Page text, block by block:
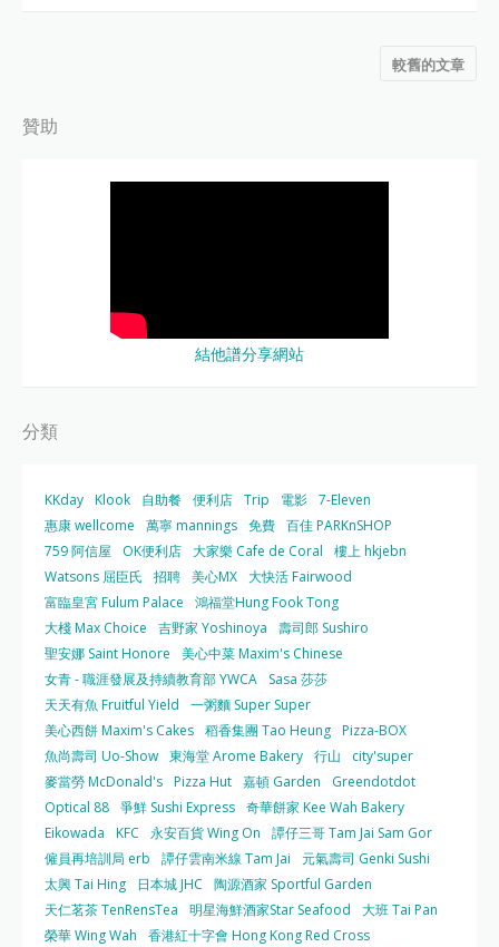
較舊的文章
贊助
結他譜分享網站
分類
KKday Klook 自助餐 便利店 Trip 電影 7-Eleven
惠康 wellcome
萬寧 mannings 免費 百佳 PARKnSHOP
759 阿信屋
OK便利店 大家樂 Cafe de Coral
樓上 hkjebn
Watsons 屈臣氏
招聘 美心MX 大快活 Fairwood
富臨皇宮 Fulum Palace
鴻福堂Hung Fook Tong
大棧 Max Choice
吉野家 Yoshinoya
壽司郎 Sushiro
聖安娜 Saint Honore
美心中菜 Maxim's Chinese
女青 - 職涯發展及持續教育部 YWCA
Sasa 莎莎
天天有魚 Fruitful Yield
一粥麵 Super Super
美心西餅 Maxim's Cakes 稻香集團 Tao Heung Pizza-BOX
魚尚壽司 Uo-Show 東海堂 Arome Bakery 行山
city'super
麥當勞 McDonald's Pizza Hut 嘉頓 Garden
Greendotdot
Optical 88 爭鮮 Sushi Express 奇華餅家 Kee Wah Bakery
Eikowada
KFC 永安百貨 Wing On
譚仔三哥 Tam Jai Sam Gor
僱員再培訓局 erb
譚仔雲南米線 Tam Jai
元氣壽司 Genki Sushi
太興 Tai Hing
日本城 JHC
陶源酒家 Sportful Garden
天仁茗茶 TenRensTea
明星海鮮酒家Star Seafood
大班 Tai Pan
榮華 Wing Wah
香港紅十字會 Hong Kong Red Cross